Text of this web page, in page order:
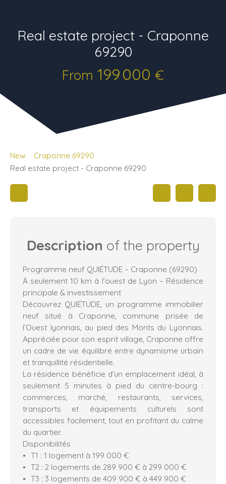
Real estate project - Craponne
69290
From 199 000 €
New
Craponne 69290
Real estate project - Craponne 69290
Description of the property
Programme neuf QUIÉTUDE – Craponne (69290)
À seulement 10 km à l’ouest de Lyon – Résidence
principale & investissement
Découvrez QUIÉTUDE, un programme immobilier
neuf situé à Craponne, commune prisée de
l’Ouest lyonnais, au pied des Monts du Lyonnais.
Appréciée pour son esprit village, Craponne offre
un cadre de vie équilibré entre dynamisme urbain
et tranquillité résidentielle.
La résidence bénéficie d’un emplacement idéal, à
seulement 5 minutes à pied du centre-bourg :
commerces, marché, restaurants, services,
transports et équipements culturels sont
accessibles facilement, tout en profitant du calme
du quartier.
Disponibilités
T1 : 1 logement à 199 000 €
T2 : 2 logements de 289 900 € à 299 000 €
T3 : 3 logements de 409 900 € à 449 900 €